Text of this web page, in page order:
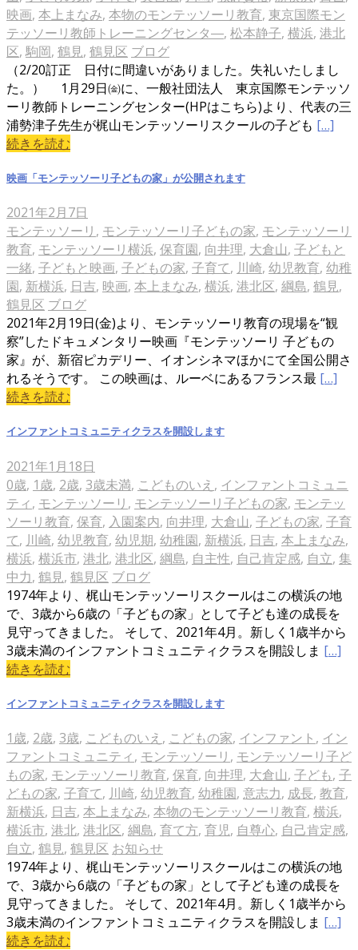
映画, 本上まなみ, 本物のモンテッソーリ教育, 東京国際モン
テッソーリ教師トレーニングセンタ―, 松本静子, 横浜, 港北
区, 駒岡, 鶴見, 鶴見区 ブログ
（2/20訂正 日付に間違いがありました。失礼いたしまし
た。） 1月29日㈮に、一般社団法人 東京国際モンテッソ
ーリ教師トレーニングセンター(HPはこちら)より、代表の三
浦勢津子先生が梶山モンテッソーリスクールの子ども […]
続きを読む
映画「モンテッソーリ子どもの家」が公開されます
2021年2月7日
モンテッソーリ , モンテッソーリ子どもの家, モンテッソーリ
教育, モンテッソーリ横浜, 保育園, 向井理, 大倉山, 子どもと
一緒, 子どもと映画, 子どもの家, 子育て, 川崎, 幼児教育, 幼稚
園, 新横浜, 日吉, 映画, 本上まなみ, 横浜, 港北区, 綱島, 鶴見,
鶴見区 ブログ
2021年2月19日(金)より、モンテッソーリ教育の現場を“観
察”したドキュメンタリー映画『モンテッソーリ 子どもの
家』が、新宿ピカデリー、イオンシネマほかにて全国公開さ
れるそうです。 この映画は、ルーベにあるフランス最 […]
続きを読む
インファントコミュニティクラスを開設します
2021年1月18日
0歳, 1歳, 2歳, 3歳未満, こどものいえ , インファントコミュニ
ティ, モンテッソーリ , モンテッソーリ子どもの家, モンテッ
ソーリ教育, 保育, 入園案内, 向井理, 大倉山, 子どもの家, 子育
て, 川崎, 幼児教育, 幼児期, 幼稚園, 新横浜, 日吉, 本上まなみ,
横浜, 横浜市, 港北, 港北区, 綱島, 自主性, 自己肯定感, 自立, 集
中力, 鶴見, 鶴見区 ブログ
1974年より、梶山モンテッソーリスクールはこの横浜の地
で、3歳から6歳の「子どもの家」として子ども達の成長を
見守ってきました。 そして、2021年4月。新しく1歳半から
3歳未満のインファントコミュニティクラスを開設しま […]
続きを読む
インファントコミュニティクラスを開設します
1歳, 2歳, 3歳, こどものいえ , こどもの家, インファント , イン
ファントコミュニティ, モンテッソーリ , モンテッソーリ子ど
もの家, モンテッソーリ教育, 保育, 向井理, 大倉山, 子ども, 子
どもの家, 子育て, 川崎, 幼児教育, 幼稚園, 意志力, 成長, 教育,
新横浜, 日吉, 本上まなみ, 本物のモンテッソーリ教育, 横浜,
横浜市, 港北, 港北区, 綱島, 育て方, 育児, 自尊心, 自己肯定感,
自立, 鶴見, 鶴見区 お知らせ
1974年より、梶山モンテッソーリスクールはこの横浜の地
で、3歳から6歳の「子どもの家」として子ども達の成長を
見守ってきました。 そして、2021年4月。新しく1歳半から
3歳未満のインファントコミュニティクラスを開設しま […]
続きを読む